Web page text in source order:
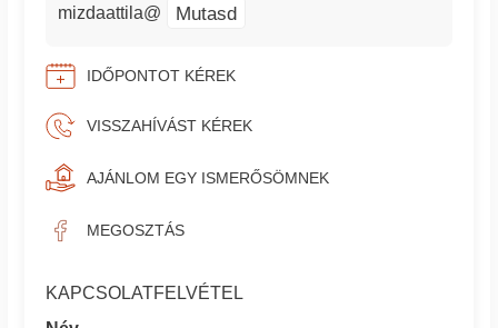
mizdaattila@ Mutasd
IDŐPONTOT KÉREK
VISSZAHÍVÁST KÉREK
AJÁNLOM EGY ISMERŐSÖMNEK
MEGOSZTÁS
KAPCSOLATFELVÉTEL